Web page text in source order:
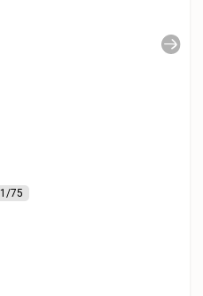
1/75